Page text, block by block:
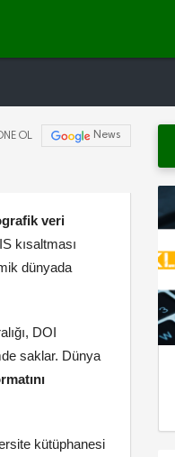
OL News
veri
kısaltması
dünyada
DOI
saklar. Dünya
kütüphanesi